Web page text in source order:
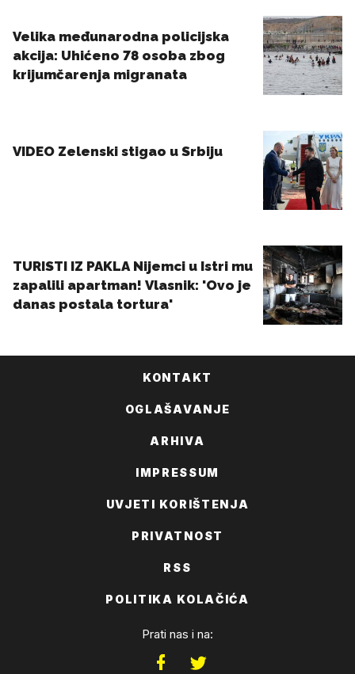
KONTAKT
OGLAŠAVANJE
ARHIVA
IMPRESSUM
UVJETI KORIŠTENJA
PRIVATNOST
RSS
POLITIKA KOLAČIĆA
Prati nas i na: